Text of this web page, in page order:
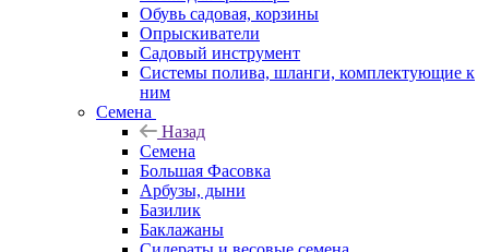
Обувь садовая, корзины
Опрыскиватели
Садовый инструмент
Системы полива, шланги, комплектующие к
ним
Семена
Назад
Семена
Большая Фасовка
Арбузы, дыни
Базилик
Баклажаны